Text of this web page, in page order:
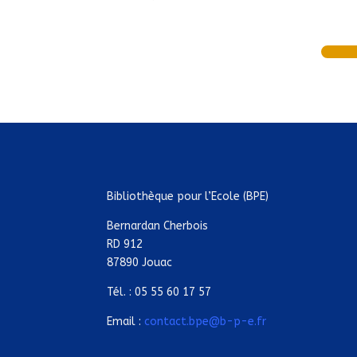
Bibliothèque pour l’Ecole (BPE)
Bernardan Cherbois
RD 912
87890 Jouac
Tél. : 05 55 60 17 57
Email : contact.bpe@b-p-e.fr